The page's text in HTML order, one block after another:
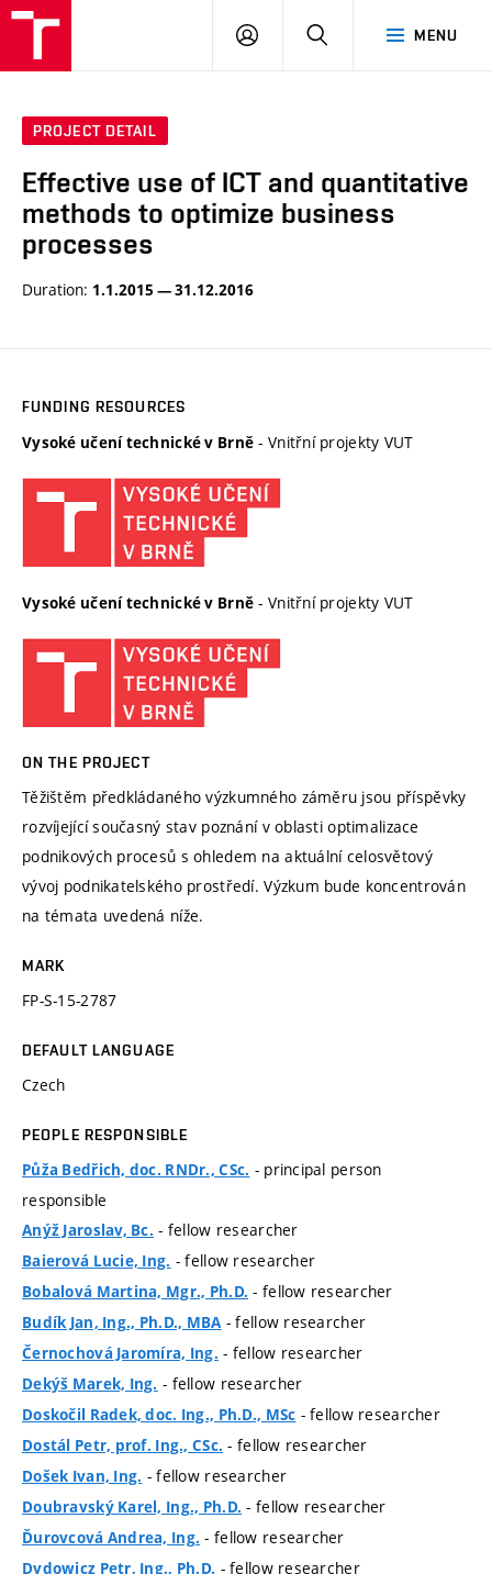
MENU
LOG
SEARCH
PROJECT DETAIL
Effective use of ICT and quantitative
methods to optimize business
processes
Duration: 1.1.2015 — 31.12.2016
FUNDING RESOURCES
Vysoké učení technické v Brně - Vnitřní projekty VUT
Vysoké učení technické v Brně - Vnitřní projekty VUT
ON THE PROJECT
Těžištěm předkládaného výzkumného záměru jsou příspěvky
rozvíjející současný stav poznání v oblasti optimalizace
podnikových procesů s ohledem na aktuální celosvětový
vývoj podnikatelského prostředí. Výzkum bude koncentrován
na témata uvedená níže.
MARK
FP-S-15-2787
DEFAULT LANGUAGE
Czech
PEOPLE RESPONSIBLE
Půža Bedřich, doc. RNDr., CSc. - principal person
responsible
Anýž Jaroslav, Bc. - fellow researcher
Baierová Lucie, Ing. - fellow researcher
Bobalová Martina, Mgr., Ph.D. - fellow researcher
Budík Jan, Ing., Ph.D., MBA- fellow researcher
Černochová Jaromíra, Ing. - fellow researcher
Dekýš Marek, Ing. - fellow researcher
Doskočil Radek, doc. Ing., Ph.D., MSc - fellow researcher
Dostál Petr, prof. Ing., CSc. - fellow researcher
Došek Ivan, Ing. - fellow researcher
Doubravský Karel, Ing., Ph.D. - fellow researcher
Ďurovcová Andrea, Ing. - fellow researcher
Dydowicz Petr, Ing., Ph.D. - fellow researcher